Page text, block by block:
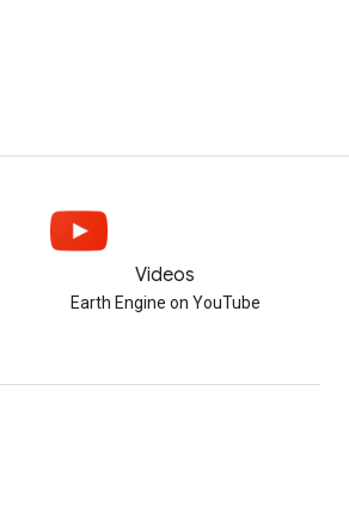
Videos
Earth Engine on YouTube